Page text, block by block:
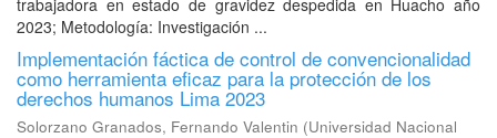
trabajadora en estado de gravidez despedida en Huacho año
2023; Metodología: Investigación ...
Implementación fáctica de control de convencionalidad
como herramienta eficaz para la protección de los
derechos humanos Lima 2023
Solorzano Granados, Fernando Valentin (Universidad Nacional